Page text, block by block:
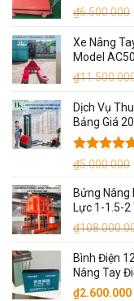
₫6.500.000
Xe Nâng
Model AC50
₫
Dịch Vụ
Bảng Giá
Được xếp
5 sao
₫5.000.000
Bửng Nâng
Lực 1-1.5-2
₫
Bình Điện
Nâng Tay
₫2.600.000